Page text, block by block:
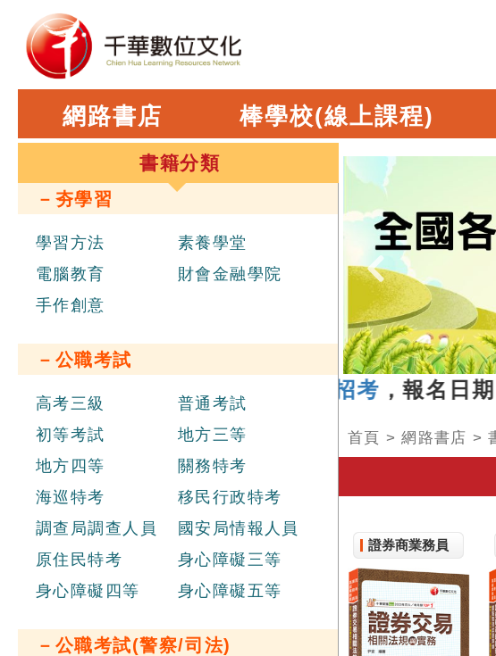
網路書店 棒學校(線上課程)
書籍分類
－夯學習
學習方法
素養學堂
電腦教育
財會金融學院
手作創意
－公職考試
高考三級
普通考試
初等考試
地方三等
地方四等
關務特考
海巡特考
移民行政特考
調查局調查人員
國安局情報人員
原住民特考
身心障礙三等
身心障礙四等
身心障礙五等
－公職考試(警察/司法)
經濟部新進職員辦理聯合招考 ，報名日期
首頁 >網路書店 >
證券商業務員